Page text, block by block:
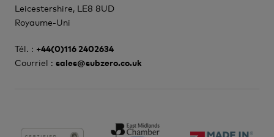
Leicestershire, LE8 8UD
Royaume-Uni
Tél. : +44(0)116 2402634
Courriel : sales@subzero.co.uk